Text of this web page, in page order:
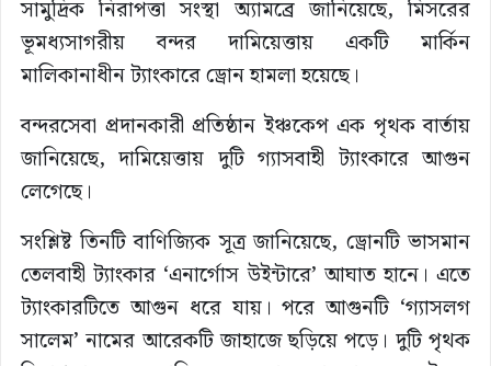
সামুদ্রিক নিরাপত্তা সংস্থা অ্যামব্রে জানিয়েছে, মিসরের
ভূমধ্যসাগরীয় বন্দর দামিয়েত্তায় একটি মার্কিন
মালিকানাধীন ট্যাংকারে ড্রোন হামলা হয়েছে।
বন্দরসেবা প্রদানকারী প্রতিষ্ঠান ইঞ্চকেপ এক পৃথক বার্তায়
জানিয়েছে, দামিয়েত্তায় দুটি গ্যাসবাহী ট্যাংকারে আগুন
লেগেছে।
সংশ্লিষ্ট তিনটি বাণিজ্যিক সূত্র জানিয়েছে, ড্রোনটি ভাসমান
তেলবাহী ট্যাংকার ‘এনার্গোস উইন্টারে’ আঘাত হানে। এতে
ট্যাংকারটিতে আগুন ধরে যায়। পরে আগুনটি ‘গ্যাসলগ
সালেম’ নামের আরেকটি জাহাজে ছড়িয়ে পড়ে। দুটি পৃথক